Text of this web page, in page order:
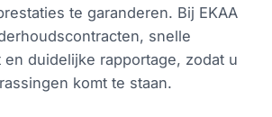
te garanderen. Bij EKAA
snelle
duidelijke rapportage, zodat u
komt te staan.